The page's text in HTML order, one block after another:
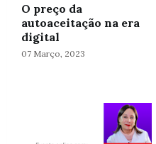
O preço da
autoaceitação na era
digital
07 Março, 2023